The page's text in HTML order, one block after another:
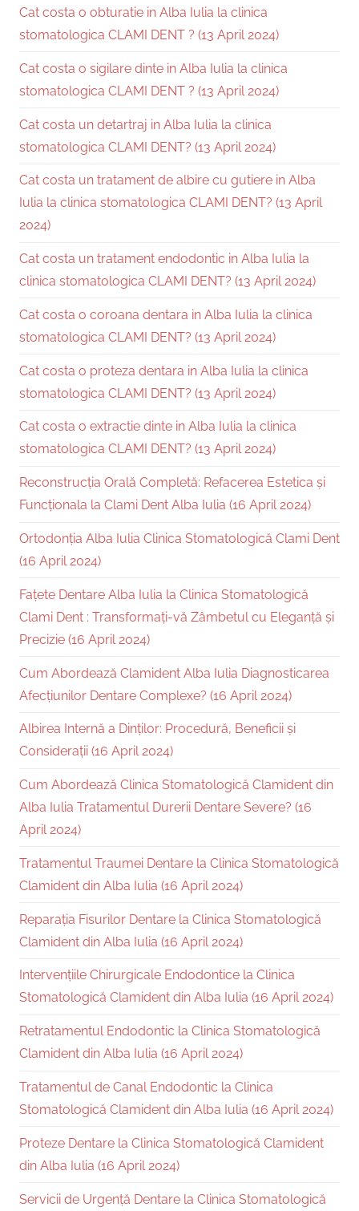
Cat costa o obturatie in Alba Iulia la clinica
stomatologica CLAMI DENT ? (13 April 2024)
Cat costa o sigilare dinte in Alba Iulia la clinica
stomatologica CLAMI DENT ? (13 April 2024)
Cat costa un detartraj in Alba Iulia la clinica
stomatologica CLAMI DENT? (13 April 2024)
Cat costa un tratament de albire cu gutiere in Alba
Iulia la clinica stomatologica CLAMI DENT? (13 April
2024)
Cat costa un tratament endodontic in Alba Iulia la
clinica stomatologica CLAMI DENT? (13 April 2024)
Cat costa o coroana dentara in Alba Iulia la clinica
stomatologica CLAMI DENT? (13 April 2024)
Cat costa o proteza dentara in Alba Iulia la clinica
stomatologica CLAMI DENT? (13 April 2024)
Cat costa o extractie dinte in Alba Iulia la clinica
stomatologica CLAMI DENT? (13 April 2024)
Reconstrucția Orală Completă: Refacerea Estetica și
Funcționala la Clami Dent Alba Iulia (16 April 2024)
Ortodonția Alba Iulia Clinica Stomatologică Clami Dent
(16 April 2024)
Fațete Dentare Alba Iulia la Clinica Stomatologică
Clami Dent : Transformați-vă Zâmbetul cu Eleganță și
Precizie (16 April 2024)
Cum Abordează Clamident Alba Iulia Diagnosticarea
Afecțiunilor Dentare Complexe? (16 April 2024)
Albirea Internă a Dinților: Procedură, Beneficii și
Considerații (16 April 2024)
Cum Abordează Clinica Stomatologică Clamident din
Alba Iulia Tratamentul Durerii Dentare Severe? (16
April 2024)
Tratamentul Traumei Dentare la Clinica Stomatologică
Clamident din Alba Iulia (16 April 2024)
Reparația Fisurilor Dentare la Clinica Stomatologică
Clamident din Alba Iulia (16 April 2024)
Intervențiile Chirurgicale Endodontice la Clinica
Stomatologică Clamident din Alba Iulia (16 April 2024)
Retratamentul Endodontic la Clinica Stomatologică
Clamident din Alba Iulia (16 April 2024)
Tratamentul de Canal Endodontic la Clinica
Stomatologică Clamident din Alba Iulia (16 April 2024)
Proteze Dentare la Clinica Stomatologică Clamident
din Alba Iulia (16 April 2024)
Servicii de Urgență Dentare la Clinica Stomatologică